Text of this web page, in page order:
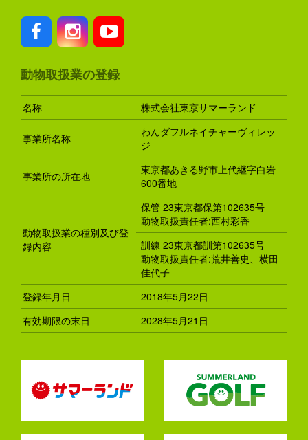
動物取扱業の登録
名称 株式会社東京サマーランド
事業所名称
わんダフルネイチャーヴィレッ
ジ
事業所の所在地
東京都あきる野市上代継字白岩
600番地
動物取扱業の種別及び登
録内容
保管 23東京都保第102635号
動物取扱責任者:西村彩香
訓練 23東京都訓第102635号
動物取扱責任者:荒井善史、横田
佳代子
登録年月日
2018年5月22日
有効期限の末日
2028年5月21日